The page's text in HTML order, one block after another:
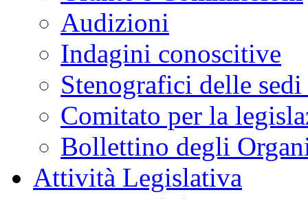
Audizioni
Indagini conoscitive
Stenografici delle
Comitato per la
Bollettino degli
Attività Legislativa